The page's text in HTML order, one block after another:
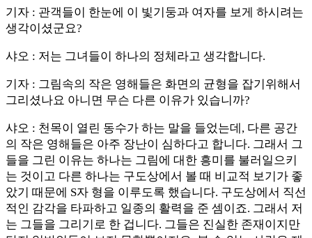
기자 : 관객들이 한눈에 이 빛기둥과 여자를 보게 하시려는
생각이셨군요?
샤오 : 저는 그녀들이 하나의 정체라고 생각합니다.
기자 : 그림속의 작은 영해들은 화면의 균형을 잡기위해서
그리셨나요 아니면 무슨 다른 이유가 있습니까?
샤오 : 천목이 열린 동수가 하는 말을 들었는데, 다른 공간
의 작은 영해들은 아주 장난이 심하다고 합니다. 그래서 그
들을 그린 이유는 하나는 그림에 대한 흥미를 불러일으키
는 것이고 다른 하나는 구도상에서 볼 때 비교적 보기가 좋
았기 때문에 S자 형을 이루도록 했습니다. 구도상에서 직선
적인 감각을 타파하고 일종의 활력을 준 셈이죠. 그래서 저
는 그들을 그리기로 한 겁니다. 그들은 진실한 존재이지만